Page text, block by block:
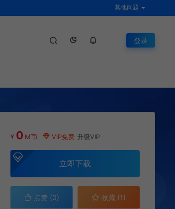
其他问题
登录
¥ 0 M币 VIP免费 升级VIP
立即下载
点赞 (0) 收藏 (1)